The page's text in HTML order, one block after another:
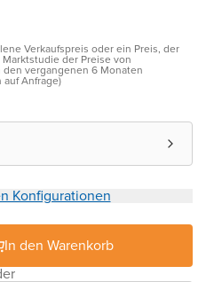
Verkaufspreis oder ein Preis, der
der Preise von
vergangenen 6 Monaten
Anfrage)
Konfigurationen
In den Warenkorb